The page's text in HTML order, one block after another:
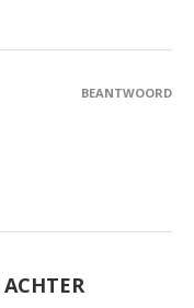
BEANTWOORD